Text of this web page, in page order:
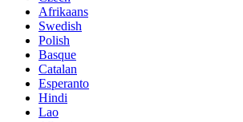
Afrikaans
Swedish
Polish
Basque
Catalan
Esperanto
Hindi
Lao